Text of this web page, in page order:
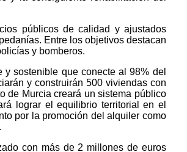
públicos de calidad y ajustados
Entre los objetivos destacan
y bomberos.
sostenible que conecte al 98% del
y construirán 500 viviendas con
de Murcia creará un sistema público
lograr el equilibrio territorial en el
por la promoción del alquiler como
con más de 2 millones de euros